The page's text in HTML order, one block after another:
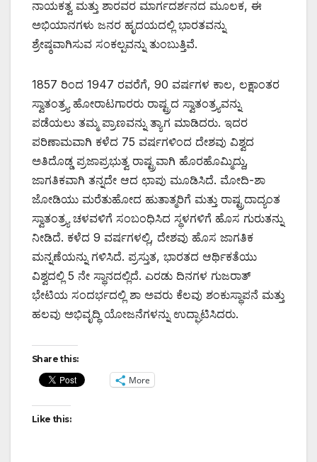
ನಾಯಕತ್ವ ಮತ್ತು ಶಾರವರ ಮಾರ್ಗದರ್ಶನದ ಮೂಲಕ, ಈ
ಅಭಿಯಾನಗಳು ಜನರ ಹೃದಯದಲ್ಲಿ ಭಾರತವನ್ನು
ಶ್ರೇಷ್ಠವಾಗಿಸುವ ಸಂಕಲ್ಪವನ್ನು ತುಂಬುತ್ತಿವೆ.
1857 ರಿಂದ 1947 ರವರೆಗೆ, 90 ವರ್ಷಗಳ ಕಾಲ, ಲಕ್ಷಾಂತರ
ಸ್ವಾತಂತ್ರ್ಯ ಹೋರಾಟಗಾರರು ರಾಷ್ಟ್ರದ ಸ್ವಾತಂತ್ರ್ಯವನ್ನು
ಪಡೆಯಲು ತಮ್ಮ ಪ್ರಾಣವನ್ನು ತ್ಯಾಗ ಮಾಡಿದರು. ಇದರ
ಪರಿಣಾಮವಾಗಿ ಕಳೆದ 75 ವರ್ಷಗಳಿಂದ ದೇಶವು ವಿಶ್ವದ
ಅತಿದೊಡ್ಡ ಪ್ರಜಾಪ್ರಭುತ್ವ ರಾಷ್ಟ್ರವಾಗಿ ಹೊರಹೊಮ್ಮಿದ್ದು,
ಜಾಗತಿಕವಾಗಿ ತನ್ನದೇ ಆದ ಛಾಪು ಮೂಡಿಸಿದೆ. ಮೋದಿ-ಶಾ
ಜೋಡಿಯು ಮರೆತುಹೋದ ಹುತಾತ್ಮರಿಗೆ ಮತ್ತು ರಾಷ್ಟ್ರದಾದ್ಯಂತ
ಸ್ವಾತಂತ್ರ್ಯ ಚಳವಳಿಗೆ ಸಂಬಂಧಿಸಿದ ಸ್ಥಳಗಳಿಗೆ ಹೊಸ ಗುರುತನ್ನು
ನೀಡಿದೆ. ಕಳೆದ 9 ವರ್ಷಗಳಲ್ಲಿ, ದೇಶವು ಹೊಸ ಜಾಗತಿಕ
ಮನ್ನಣೆಯನ್ನು ಗಳಿಸಿದೆ. ಪ್ರಸ್ತುತ, ಭಾರತದ ಆರ್ಥಿಕತೆಯು
ವಿಶ್ವದಲ್ಲಿ 5 ನೇ ಸ್ಥಾನದಲ್ಲಿದೆ. ಎರಡು ದಿನಗಳ ಗುಜರಾತ್
ಭೇಟಿಯ ಸಂದರ್ಭದಲ್ಲಿ ಶಾ ಅವರು ಕೆಲವು ಶಂಕುಸ್ಥಾಪನೆ ಮತ್ತು
ಹಲವು ಅಭಿವೃದ್ಧಿ ಯೋಜನೆಗಳನ್ನು ಉದ್ಘಾಟಿಸಿದರು.
Share this:
More
Like this: